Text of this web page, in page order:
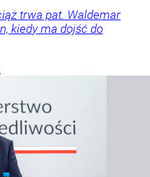
trwa pat. Waldemar
kiedy ma dojść do